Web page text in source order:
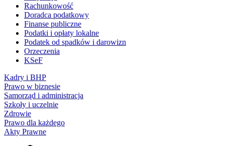
Rachunkowość
Doradca podatkowy
Finanse publiczne
Podatki i opłaty lokalne
Podatek od spadków i darowizn
Orzeczenia
KSeF
Kadry i BHP
Prawo w biznesie
Samorząd i administracja
Szkoły i uczelnie
Zdrowie
Prawo dla każdego
Akty Prawne